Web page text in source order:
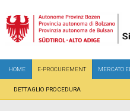
HOME E-PROCUREMENT MERCATO
DETTAGLIO PROCEDURA